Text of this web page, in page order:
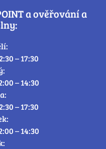
a ověřování a
– 17:30
– 14:30
– 17:30
– 14:30